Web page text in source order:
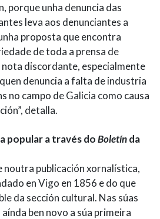
porque unha denuncia das
leva aos denunciantes a
proposta que encontra
de toda a prensa de
nota discordante, especialmente
denuncia a falta de industria
no campo de Galicia como causa
detalla.
popular a través doBoletínda
publicación xornalística,
en Vigo en 1856 e do que
da sección cultural. Nas súas
ben novo a súa primeira